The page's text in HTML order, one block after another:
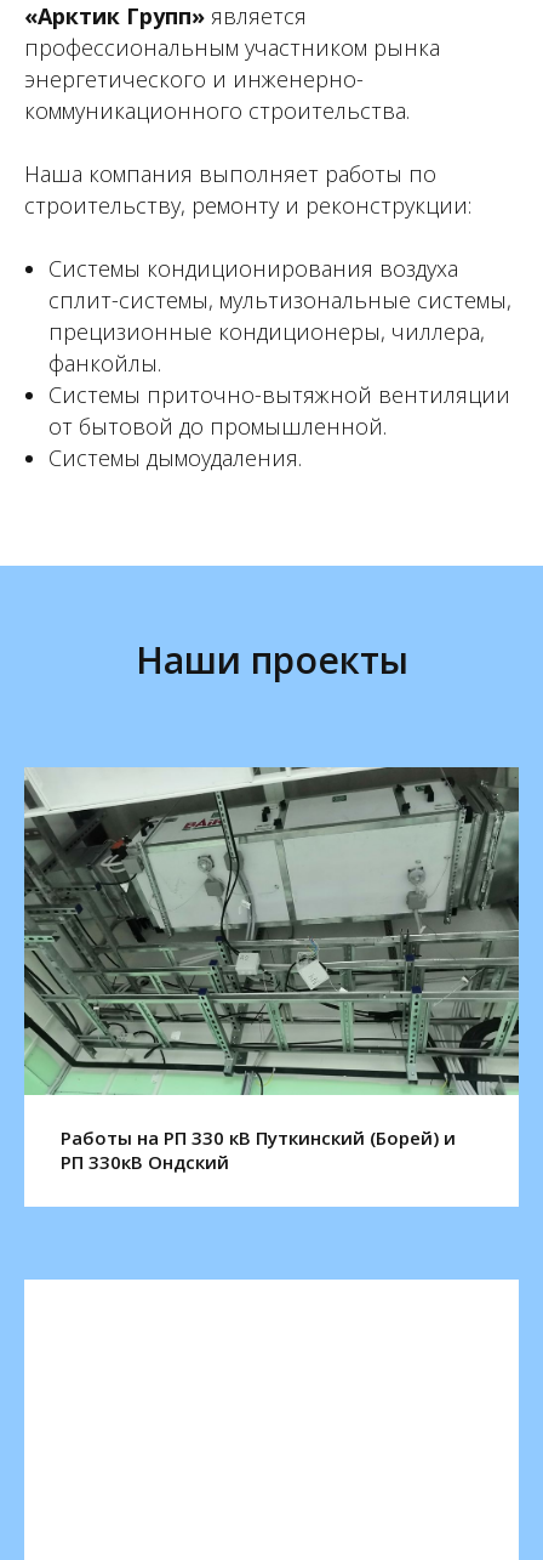
«Арктик Групп» является
профессиональным участником рынка
энергетического и инженерно-
коммуникационного строительства.
Наша компания выполняет работы по
строительству, ремонту и реконструкции:
Системы кондиционирования воздуха
сплит-системы, мультизональные системы,
прецизионные кондиционеры, чиллера,
фанкойлы.
Системы приточно-вытяжной вентиляции
от бытовой до промышленной.
Системы дымоудаления.
Наши проекты
Работы на РП 330 кВ Путкинский (Борей) и
РП 330кВ Ондский